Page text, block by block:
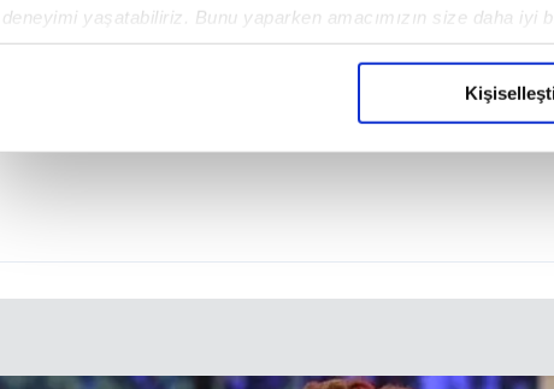
deneyimi yaşatabiliriz. Bunu yaparken amacımızın size daha
içerikleri sunabilmek adına elimizden gelen çabayı